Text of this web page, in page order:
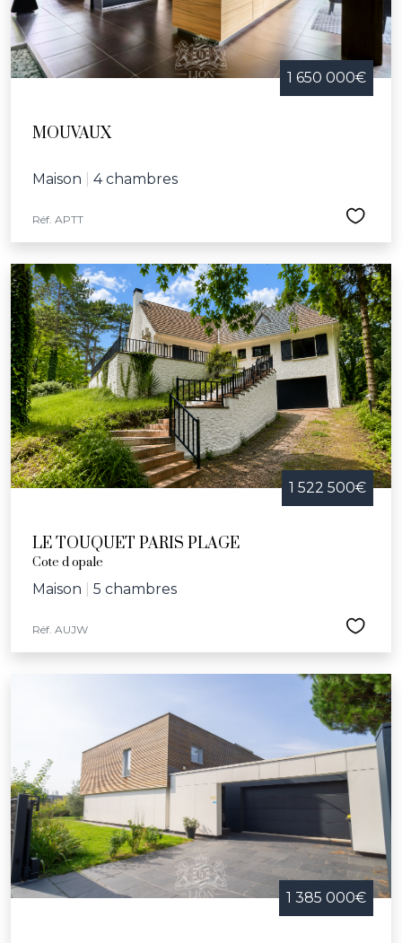
1 650 000€
MOUVAUX
Maison 4 chambres
Réf. APTT
1 522 500€
LE TOUQUET PARIS PLAGE
Cote d opale
Maison 5 chambres
Réf. AUJW
1 385 000€